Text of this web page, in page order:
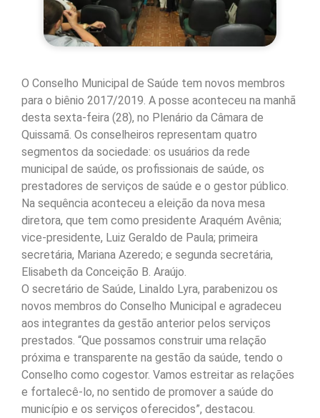
O Conselho Municipal de Saúde tem novos membros
para o biênio 2017/2019. A posse aconteceu na manhã
desta sexta-feira (28), no Plenário da Câmara de
Quissamã. Os conselheiros representam quatro
segmentos da sociedade: os usuários da rede
municipal de saúde, os profissionais de saúde, os
prestadores de serviços de saúde e o gestor público.
Na sequência aconteceu a eleição da nova mesa
diretora, que tem como presidente Araquém Avênia;
vice-presidente, Luiz Geraldo de Paula; primeira
secretária, Mariana Azeredo; e segunda secretária,
Elisabeth da Conceição B. Araújo.
O secretário de Saúde, Linaldo Lyra, parabenizou os
novos membros do Conselho Municipal e agradeceu
aos integrantes da gestão anterior pelos serviços
prestados. “Que possamos construir uma relação
próxima e transparente na gestão da saúde, tendo o
Conselho como cogestor. Vamos estreitar as relações
e fortalecê-lo, no sentido de promover a saúde do
município e os serviços oferecidos”, destacou.